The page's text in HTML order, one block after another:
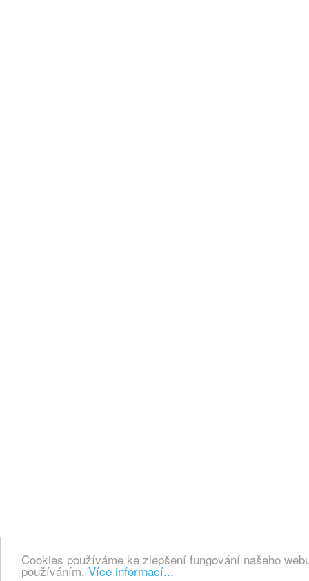
Cookies používáme ke zlepšení fungování našeho
používáním. Více informací...